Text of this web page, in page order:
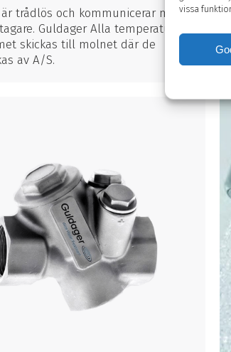
vissa
är trådlös och kommunicerar med
Guldager Alla temperaturer
skickas till molnet där de
av A/S.